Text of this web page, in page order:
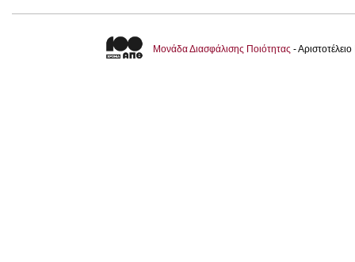
Μονάδα Διασφάλισης Ποιότητας -